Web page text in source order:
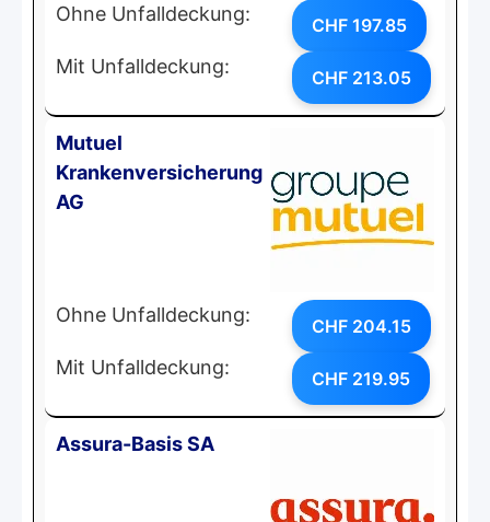
Ohne Unfalldeckung: CHF 197.85
Mit Unfalldeckung: CHF 213.05
Mutuel
Krankenversicherung
AG
Ohne Unfalldeckung: CHF 204.15
Mit Unfalldeckung: CHF 219.95
Assura-Basis SA